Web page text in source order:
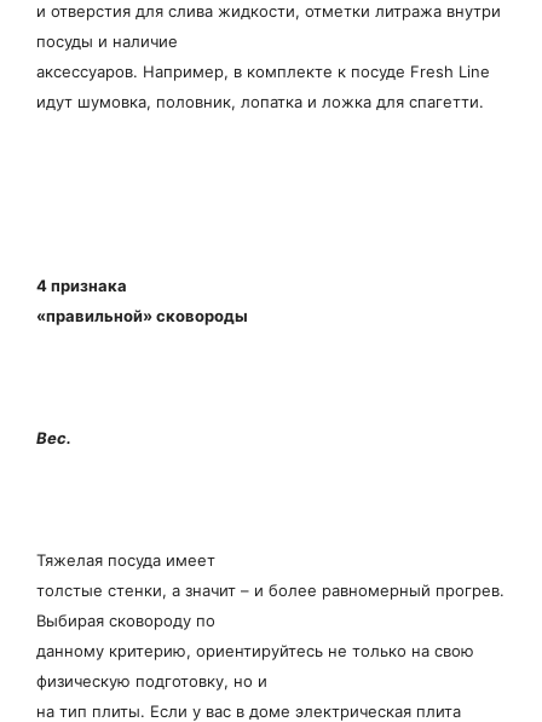
и отверстия для слива жидкости, отметки литража внутри
посуды и наличие
аксессуаров. Например, в комплекте к посуде Fresh Line
идут шумовка, половник, лопатка и ложка для спагетти.
4 признака
«правильной» сковороды
Вес.
Тяжелая посуда имеет
толстые стенки, а значит – и более равномерный прогрев.
Выбирая сковороду по
данному критерию, ориентируйтесь не только на свою
физическую подготовку, но и
на тип плиты. Если у вас в доме электрическая плита